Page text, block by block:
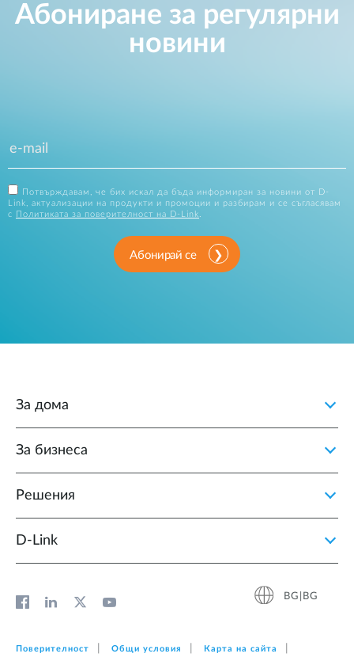
Абониране за регулярни
новини
Потвърждавам, че бих искал да бъда информиран за новини от D-
Link, актуализации на продукти и промоции и разбирам и се съгласявам
с
Политиката за поверителност на D-Link
Абонирай се
За дома
За бизнеса
Решения
D‑Link
BG|BG
Поверителност Общи условия Карта на сайта